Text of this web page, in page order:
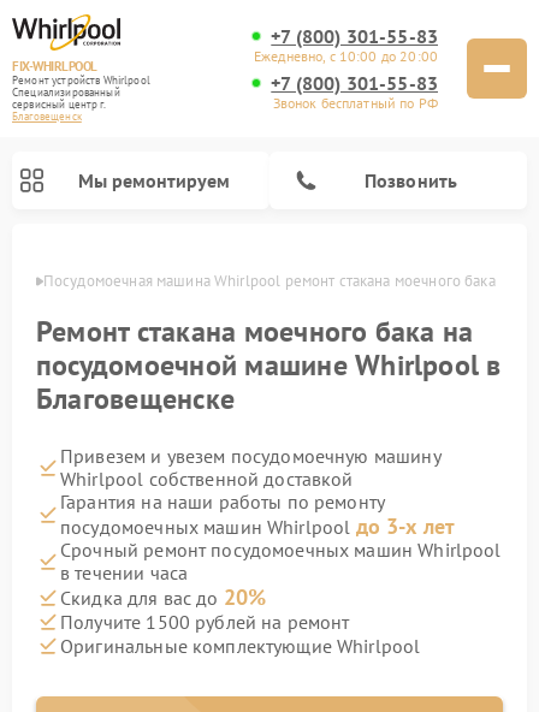
FIX-WHIRLPOOL
Ремонт устройств Whirlpool
Специализированный
cервисный центр г.
Благовещенск
+7 (800) 301-55-83
Ежедневно, с 10:00 до 20:00
+7 (800) 301-55-83
Звонок бесплатный по РФ
Мы ремонтируем Позвонить
Посудомоечная машина Whirlpool ремонт стакана моечного бака
Ремонт стакана моечного бака на
посудомоечной машине Whirlpool в
Благовещенске
Привезем и увезем посудомоечную машину
Whirlpool собственной доставкой
Гарантия на наши работы по ремонту
посудомоечных машин Whirlpool до 3-х лет
Срочный ремонт посудомоечных машин Whirlpool
в течении часа
Скидка для вас до 20%
Получите 1500 рублей на ремонт
Оригинальные комплектующие Whirlpool